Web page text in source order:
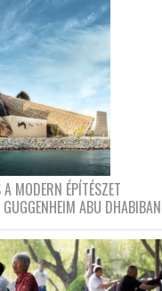
MODERN ÉPÍTÉSZET
ABU DHABIBAN